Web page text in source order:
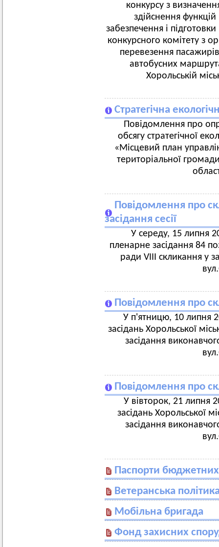
конкурсу з
здійснення функцій
забезпечення і
конкурсного комітету з
перевезення
автобусних
Хорольській
Стратегічна
Повідомлення про
обсягу стратегічної
«Місцевий план
територіальної
Повідомлення про
засідання сесії
У середу, 15 липня
пленарне засідання 84
ради VIII скликання у
Повідомлення про
У п'ятницю, 10 липня
засідань Хорольської
засідання
Повідомлення про
У вівторок, 21 липня
засідань Хорольської
засідання
Паспорти
Ветеранська
Мобільна бригада
Фонд захисних